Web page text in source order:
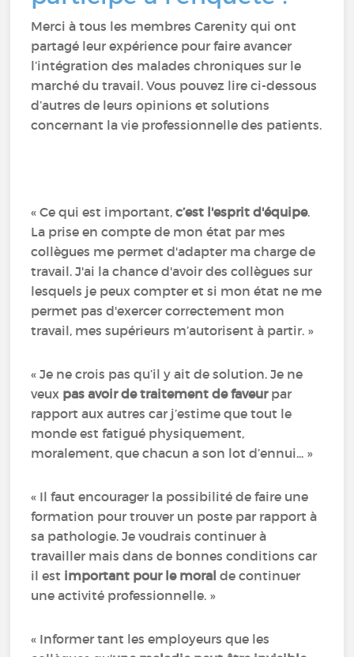
Merci à tous les membres Carenity qui ont
partagé leur expérience pour faire avancer
l’intégration des malades chroniques sur le
marché du travail. Vous pouvez lire ci-dessous
d’autres de leurs opinions et solutions
concernant la vie professionnelle des patients.
« Ce qui est important,c’est l'esprit d'équipe.
La prise en compte de mon état par mes
collègues me permet d'adapter ma charge de
travail. J'ai la chance d'avoir des collègues sur
lesquels je peux compter et si mon état ne me
permet pas d'exercer correctement mon
travail, mes supérieurs m’autorisent à partir. »
« Je ne crois pas qu’il y ait de solution. Je ne
veux pas avoir de traitement de faveurpar
rapport aux autres car j’estime que tout le
monde est fatigué physiquement,
moralement, que chacun a son lot d’ennui... »
« Il faut encourager la possibilité de faire une
formation pour trouver un poste par rapport à
sa pathologie. Je voudrais continuer à
travailler mais dans de bonnes conditions car
il est important pour le moral de continuer
une activité professionnelle. »
« Informer tant les employeurs que les